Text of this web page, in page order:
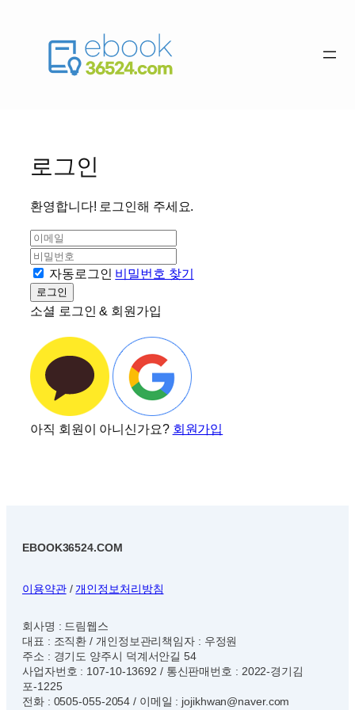
로그인
환영합니다! 로그인해 주세요.
이
메
일
비
밀
번
호
자동로그인 비밀번호 찾기
로그인
소셜 로그인 & 회원가입
아직 회원이 아니신가요? 회원가입
EBOOK36524.COM
이용약관/ 개인정보처리방침
회사명 : 드림웹스
대표 : 조직환 / 개인정보관리책임자 : 우정원
주소 : 경기도 양주시 덕계서안길 54
사업자번호 : 107-10-13692 / 통신판매번호 : 2022-경기김
포-1225
전화 : 0505-055-2054 / 이메일 : jojikhwan@naver.com